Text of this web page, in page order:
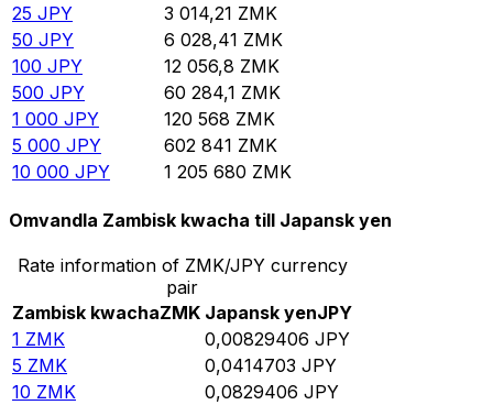
25 JPY 3 014,21 ZMK
50 JPY 6 028,41 ZMK
100 JPY 12 056,8 ZMK
500 JPY 60 284,1 ZMK
1 000 JPY 120 568 ZMK
5 000 JPY 602 841 ZMK
10 000 JPY 1 205 680 ZMK
Omvandla Zambisk kwacha till Japansk yen
Rate information of ZMK/JPY currency
pair
Zambisk kwachaZMK Japansk yenJPY
1 ZMK 0,00829406 JPY
5 ZMK 0,0414703 JPY
10 ZMK 0,0829406 JPY